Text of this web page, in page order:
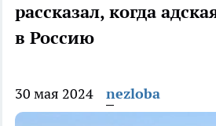
рассказал, когда
в Россию
30 мая 2024 nezloba